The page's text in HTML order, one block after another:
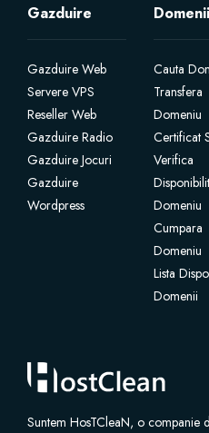
Website Builder
Servicii e-mail
Protecție site
Professional Email
Website Backup
Site Builder
XOVI NOW
Gazduire
Gazduire Web
Servere VPS
Reseller Web
Gazduire Radio
Gazduire Jocuri
Gazduire
Wordpress
Domenii
Cauta
Transfera
Domeniu
Certificat
Verifica
Domeniu
Cumpara
Domeniu
Lista
Domenii
Suntem HosTCleaN, o companie